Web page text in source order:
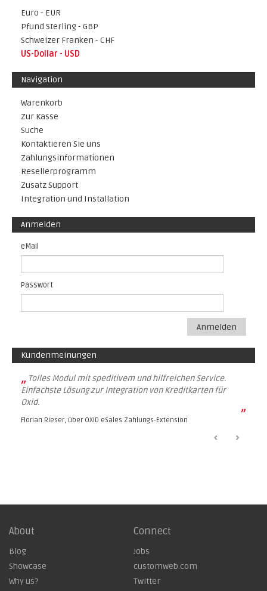
Euro - EUR
Pfund Sterling - GBP
Schweizer Franken - CHF
US-Dollar - USD
Navigation
Warenkorb
Zur Kasse
Suche
Kontaktieren Sie uns
Zahlungsinformationen
Resellerprogramm
Zusatz Support
Integration und Installation
Anmelden
eMail
Passwort
Anmelden
Kundenmeinungen
„ Tolles Modul mit speditivem und hilfreichen Service.
Einfachste Lösung zur Integration von Kreditkarten für
Oxid.
”
Florian Rieser, über OXID eSales Zahlungs-Extension
About
Blog
Showcase
Why us?
Connect
Jobs
customweb.com
Twitter